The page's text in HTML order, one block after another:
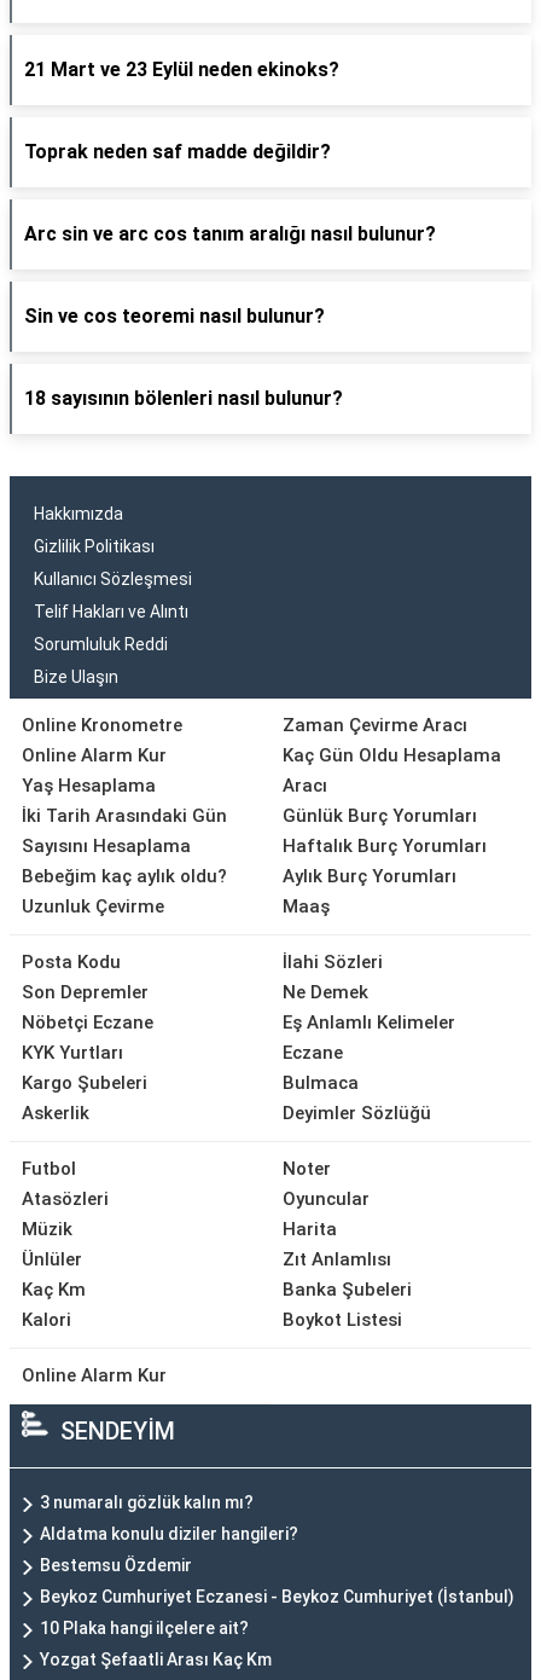
21 Mart ve 23 Eylül neden ekinoks?
Toprak neden saf madde değildir?
Arc sin ve arc cos tanım aralığı nasıl bulunur?
Sin ve cos teoremi nasıl bulunur?
18 sayısının bölenleri nasıl bulunur?
Hakkımızda
Gizlilik Politikası
Kullanıcı Sözleşmesi
Telif Hakları ve Alıntı
Sorumluluk Reddi
Bize Ulaşın
Online Kronometre
Online Alarm Kur
Yaş Hesaplama
İki Tarih Arasındaki Gün
Sayısını Hesaplama
Bebeğim kaç aylık oldu?
Uzunluk Çevirme
Zaman Çevirme Aracı
Kaç Gün Oldu Hesaplama
Aracı
Günlük Burç Yorumları
Haftalık Burç Yorumları
Aylık Burç Yorumları
Maaş
Posta Kodu
Son Depremler
Nöbetçi Eczane
KYK Yurtları
Kargo Şubeleri
Askerlik
İlahi Sözleri
Ne Demek
Eş Anlamlı Kelimeler
Eczane
Bulmaca
Deyimler Sözlüğü
Futbol
Atasözleri
Müzik
Ünlüler
Kaç Km
Kalori
Noter
Oyuncular
Harita
Zıt Anlamlısı
Banka Şubeleri
Boykot Listesi
Online Alarm Kur
SENDEYİM
3 numaralı gözlük kalın mı?
Aldatma konulu diziler hangileri?
Bestemsu Özdemir
Beykoz Cumhuriyet Eczanesi - Beykoz Cumhuriyet (İstanbul)
10 Plaka hangi ilçelere ait?
Yozgat Şefaatli Arası Kaç Km